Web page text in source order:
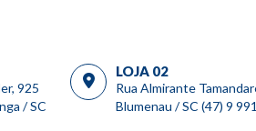
925
/ SC
LOJA 02
Rua Almirante
Blumenau / SC (47) 9